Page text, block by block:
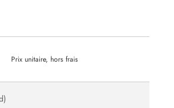
Prix unitaire, hors frais